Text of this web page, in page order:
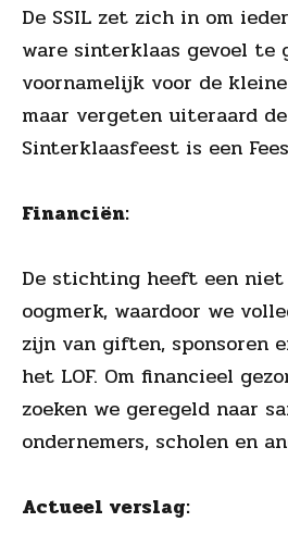
De SSIL zet zich in om
ware sinterklaas gevoel te
voornamelijk voor de
maar vergeten uiteraard
Sinterklaasfeest is een
Financiën:
De stichting heeft een niet
oogmerk, waardoor we
zijn van giften, sponsoren
het LOF. Om financieel
zoeken we geregeld naar
ondernemers, scholen en
Actueel verslag: